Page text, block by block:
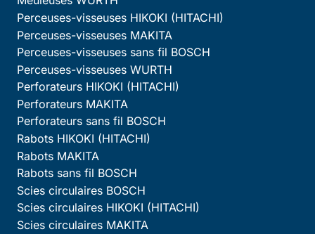
Perceuses-visseuses HIKOKI (HITACHI)
Perceuses-visseuses MAKITA
Perceuses-visseuses sans fil BOSCH
Perceuses-visseuses WURTH
Perforateurs HIKOKI (HITACHI)
Perforateurs MAKITA
Perforateurs sans fil BOSCH
Rabots HIKOKI (HITACHI)
Rabots MAKITA
Rabots sans fil BOSCH
Scies circulaires BOSCH
Scies circulaires HIKOKI (HITACHI)
Scies circulaires MAKITA